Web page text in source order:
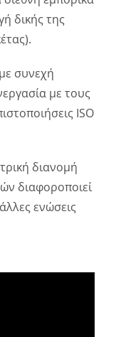
δικής της
συνεχή
με τους
ISO
διανομή
διαφοροποιεί
ενώσεις